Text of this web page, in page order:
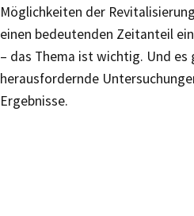
Möglichkeiten der
einen bedeutenden Zeitanteil
– das Thema ist wichtig. Und es
herausfordernde
Ergebnisse.​